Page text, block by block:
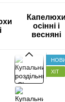
Капелюхи
осінні і
весняні
ХІТ